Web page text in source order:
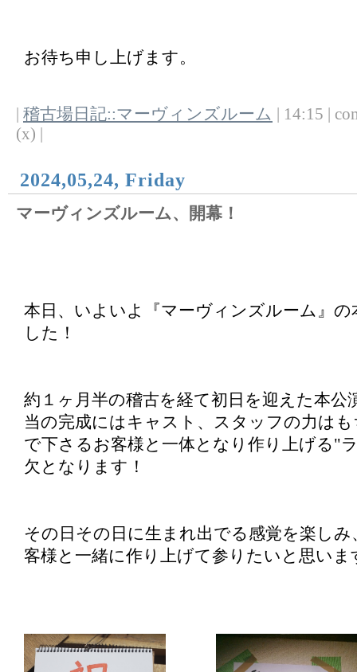
お待ち申し上げます。
稽古場日記::マーヴィンズルーム
| 14:15 |
(x) |
2024,05,24, Friday
マーヴィンズルーム、開幕！
本日、いよいよ『マーヴィンズルーム』の
した！
約１ヶ月半の稽古を経て初日を迎えた本公
当の完成にはキャスト、スタッフの力は
で下さるお客様と一体となり作り上げる"
欠となります！
その日その日に生まれ出でる感覚を楽しみ
客様と一緒に作り上げて参りたいと思いま